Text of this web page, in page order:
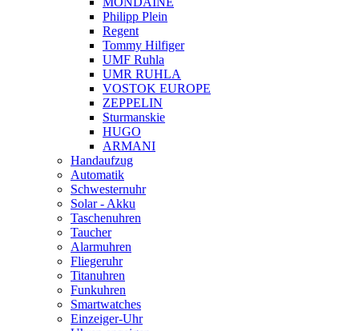
Philipp Plein
Regent
Tommy Hilfiger
UMF Ruhla
UMR RUHLA
VOSTOK EUROPE
ZEPPELIN
Sturmanskie
HUGO
ARMANI
Handaufzug
Automatik
Schwesternuhr
Solar - Akku
Taschenuhren
Taucher
Alarmuhren
Fliegeruhr
Titanuhren
Funkuhren
Smartwatches
Einzeiger-Uhr